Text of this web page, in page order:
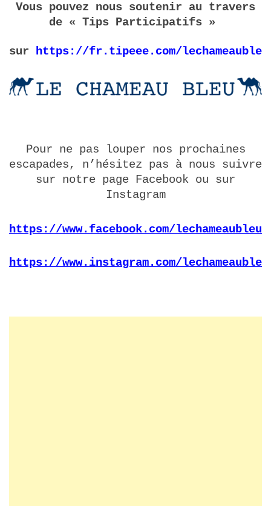
Vous pouvez nous soutenir au travers
de « Tips Participatifs »
sur https://fr.tipeee.com/lechameaubleu
Pour ne pas louper nos prochaines
escapades, n’hésitez pas à nous suivre
sur notre page Facebook ou sur
Instagram
https://www.facebook.com/
https://www.instagram.com/